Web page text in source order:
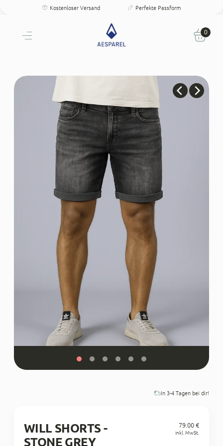
Kostenloser Versand
Perfekte Passform
Einzigartige Passform & Komfort
Persönliche Größenberatung
0
In 3-4 Tagen bei dir!
WILL SHORTS -
STONE GREY
79.00 €
inkl. MwSt.